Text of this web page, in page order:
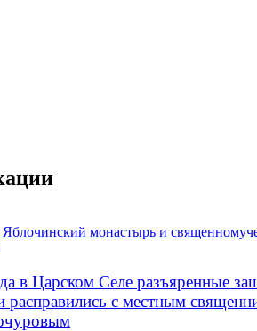
монастырь и
в Царском Селе разъяренные
расправились с местным